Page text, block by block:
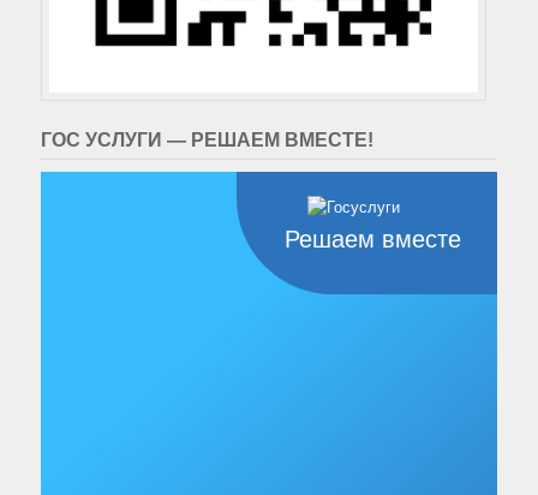
ГОС УСЛУГИ — РЕШАЕМ ВМЕСТЕ!
Решаем вместе